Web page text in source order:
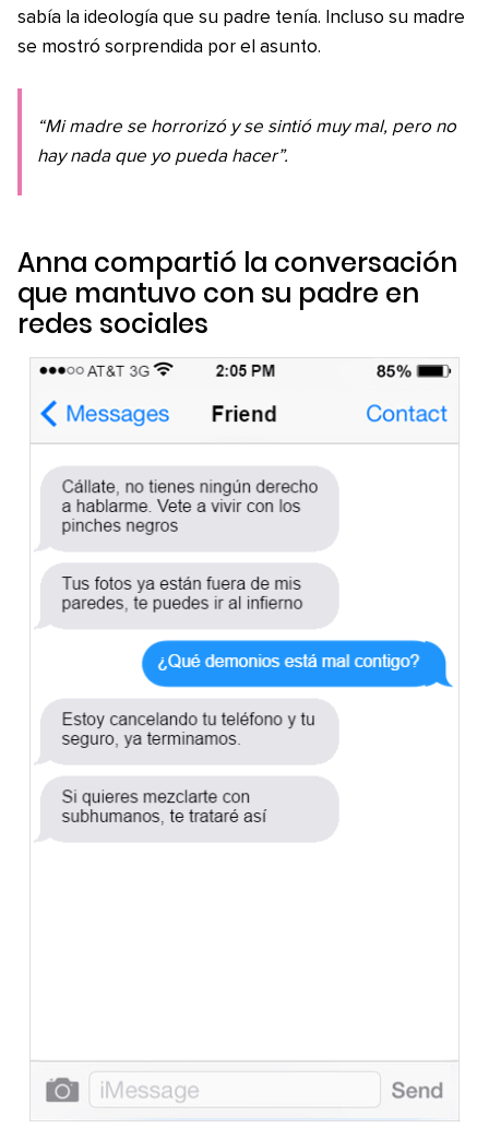
sabía la ideología que su padre tenía. Incluso su madre
se mostró sorprendida por el asunto.
“Mi madre se horrorizó y se sintió muy mal, pero no
hay nada que yo pueda hacer”.
Anna compartió la conversación
que mantuvo con su padre en
redes sociales